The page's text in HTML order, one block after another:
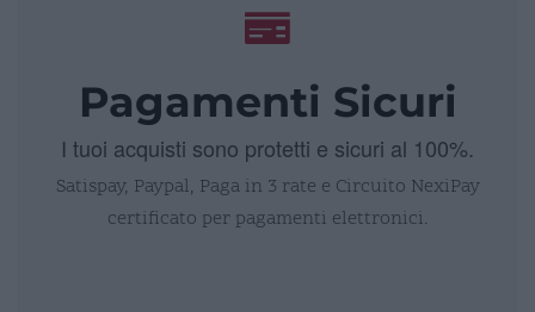
Pagamenti Sicuri
I tuoi acquisti sono protetti e sicuri al 100%.
Satispay, Paypal, Paga in 3 rate e Circuito NexiPay
certificato per pagamenti elettronici.